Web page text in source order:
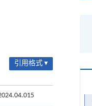
引用格式 ▾